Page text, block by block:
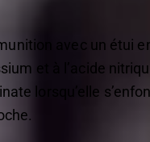
avec un étui
et à l’acide
lorsqu’elle